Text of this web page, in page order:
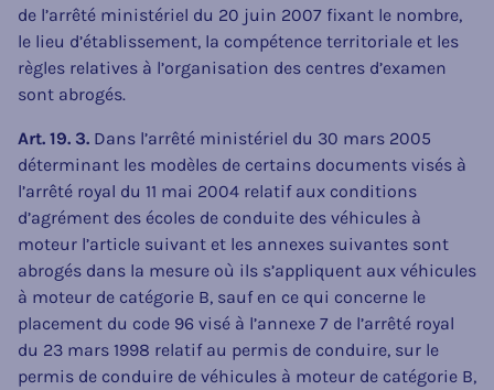
de l’arrêté ministériel du 20 juin 2007 fixant le nombre,
le lieu d’établissement, la compétence territoriale et les
règles relatives à l’organisation des centres d’examen
sont abrogés.
Art. 19. 3. Dans l’arrêté ministériel du 30 mars 2005
déterminant les modèles de certains documents visés à
l’arrêté royal du 11 mai 2004 relatif aux conditions
d’agrément des écoles de conduite des véhicules à
moteur l’article suivant et les annexes suivantes sont
abrogés dans la mesure où ils s’appliquent aux véhicules
à moteur de catégorie B, sauf en ce qui concerne le
placement du code 96 visé à l’annexe 7 de l’arrêté royal
du 23 mars 1998 relatif au permis de conduire, sur le
permis de conduire de véhicules à moteur de catégorie B,